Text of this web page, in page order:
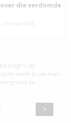
die verdomde
29 maart 2025
krijgt u de
week in uw mail.
en